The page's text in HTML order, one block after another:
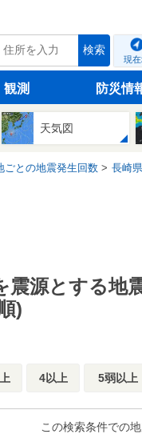
検索
現
観測 防災情
天気図
ごとの地震発生回数 長崎
震源とする地
)
4以上 5弱以上
この検索条件での